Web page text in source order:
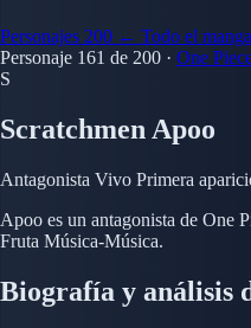
Personajes 200 ← Todo el manga
Personaje 161 de 200 · One
S
Scratchmen Apoo
Antagonista Vivo Primera
Apoo es un antagonista de One
Fruta Música-Música.
Biografía y análisis